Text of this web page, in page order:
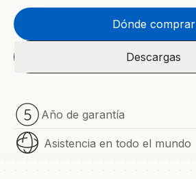
Dónde comprar
Descargas
Año de garantía
Asistencia en todo el mundo